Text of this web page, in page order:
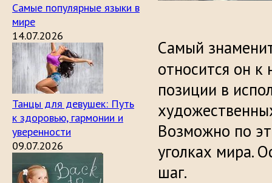
Самые популярные языки в
мире
14.07.2026
Танцы для девушек: Путь
к здоровью, гармонии и
уверенности
09.07.2026
Самый
относится он к
позиции в
Возможно по
уголках мира.
шаг.